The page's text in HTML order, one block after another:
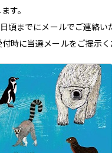
す。
頃までにメールでご連絡い
時に当選メールをご提示く